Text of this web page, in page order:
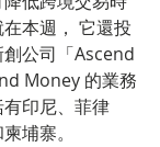
本週， 它還投
公司「Ascend
Money 的業務
印尼、菲律
埔寨。